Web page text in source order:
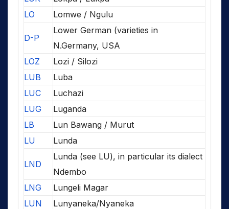
LO
Lomwe / Ngulu
D-P
Lower German (varieties in
N.Germany, USA
LOZ
Lozi / Silozi
LUB
Luba
LUC
Luchazi
LUG
Luganda
LB
Lun Bawang / Murut
LU
Lunda
LND
Lunda (see LU), in particular its dialect
Ndembo
LNG
Lungeli Magar
LUN
Lunyaneka/Nyaneka